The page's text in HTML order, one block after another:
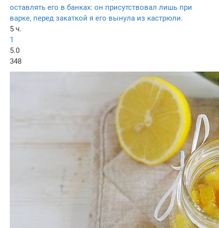
оставлять его в банках: он присутствовал лишь при
варке, перед закаткой я его вынула из кастрюли.
5 ч.
1
5.0
348